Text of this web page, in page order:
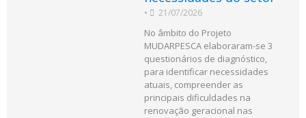
• 21/07/2026
No âmbito do Projeto
MUDARPESCA elaboraram-se 3
questionários de diagnóstico,
para identificar necessidades
atuais, compreender as
principais dificuldades na
renovação geracional nas